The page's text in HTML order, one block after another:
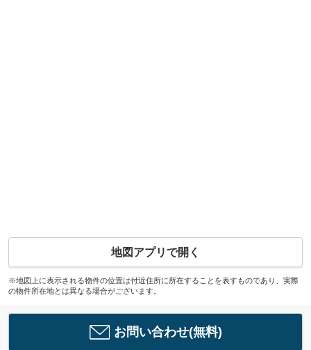
地図アプリで開く
※地図上に表示される物件の位置は付近住所に所在することを表すものであり、実際
の物件所在地とは異なる場合がございます。
お問い合わせ(無料)